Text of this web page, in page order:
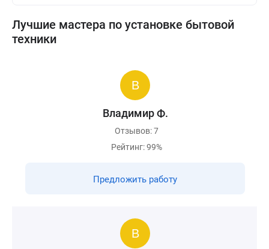
Лучшие мастера по установке бытовой
техники
Владимир Ф.
Отзывов: 7
Рейтинг: 99%
Предложить работу